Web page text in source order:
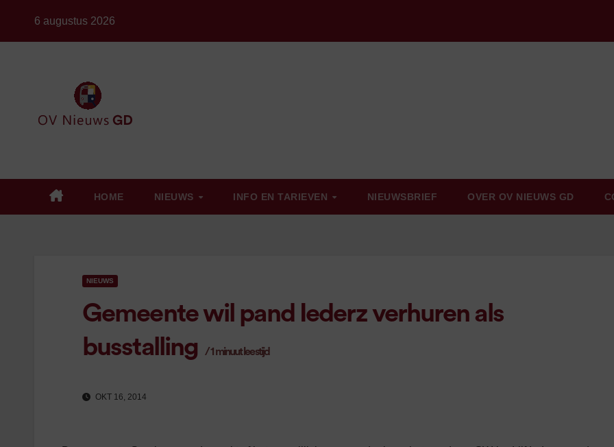
6 augustus 2026
HOME NIEUWS INFO EN TARIEVEN NIEUWSBRIEF OVER OV NIEUWS GD
NIEUWS
Gemeente wil pand Iederz verhuren als
busstalling
/1 minuut leestijd
OKT 16, 2014